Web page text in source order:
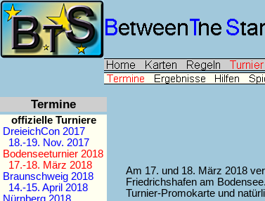
Termine
offizielle Turniere
DreieichCon 2017
18.-19. Nov. 2017
Bodenseeturnier 2018
17.-18. März 2018
Braunschweig 2018
14.-15. April 2018
Am 17. und 18. März 2018
Friedrichshafen am
Turnier-Promokarte und